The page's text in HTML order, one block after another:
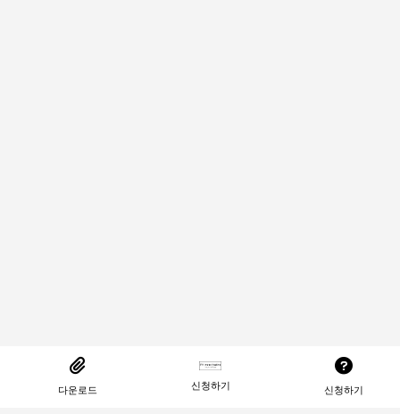
다운로드 신청하기 신청하기